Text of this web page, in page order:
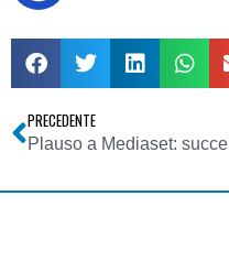
PRECEDENTE